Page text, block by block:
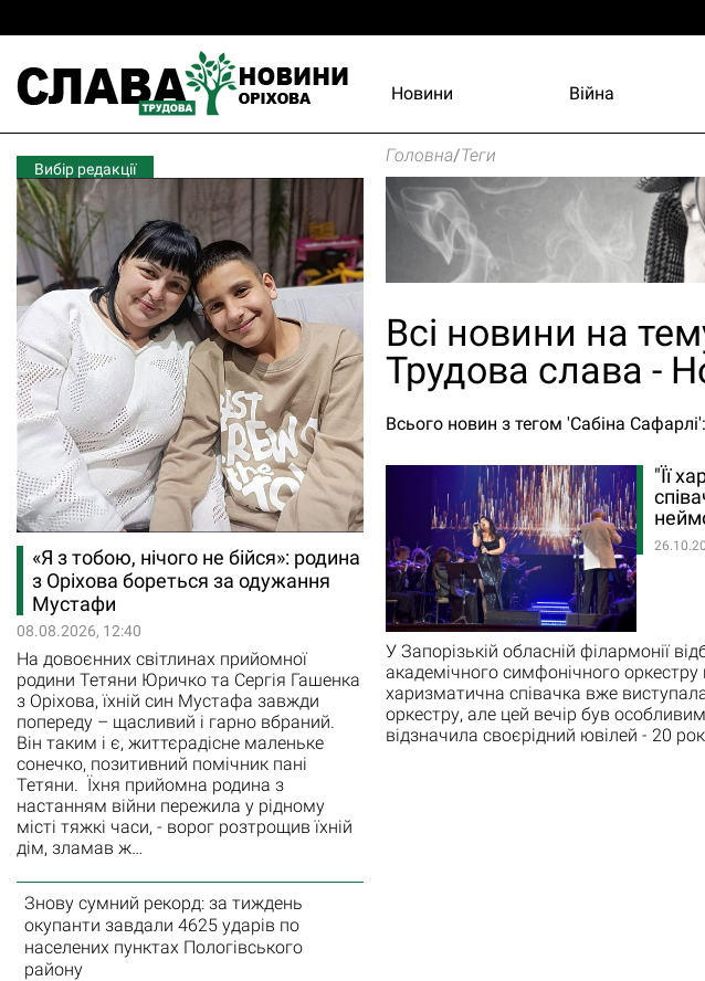
Новини Війна
Вибір редакції
«Я з тобою, нічого не бійся»: родина
з Оріхова бореться за одужання
Мустафи
08.08.2026, 12:40
На довоєнних світлинах прийомної
родини Тетяни Юричко та Сергія Гашенка
з Оріхова, їхній син Мустафа завжди
попереду – щасливий і гарно вбраний.
Він таким і є, життєрадісне маленьке
сонечко, позитивний помічник пані
Тетяни. Їхня прийомна родина з
настанням війни пережила у рідному
місті тяжкі часи, - ворог розтрощив їхній
дім, зламав ж…
Знову сумний рекорд: за тиждень
окупанти завдали 4625 ударів по
населених пунктах Пологівського
району
Головна/Теги
Всі новини на
Трудова слава -
Всього новин з тегом 'Сабіна Сафарлі':
"Її
У Запорізькій обласній філармонії
академічного симфонічного
харизматична співачка вже
оркестру, але цей вечір був
відзначила своєрідний ювілей - 20